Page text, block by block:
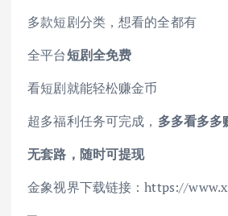
多款短剧分类，想看的全都有
全平台短剧全免费
看短剧就能轻松赚金币
超多福利任务可完成， 多多看多多
无套路，随时可提现
金象视界下载链接：https://